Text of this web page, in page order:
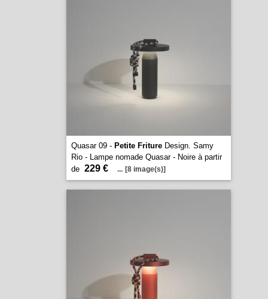
Quasar 09 - Petite FritureDesign. Samy
Rio - Lampe nomade Quasar - Noire à partir
de 229 € ... [8 image(s)]